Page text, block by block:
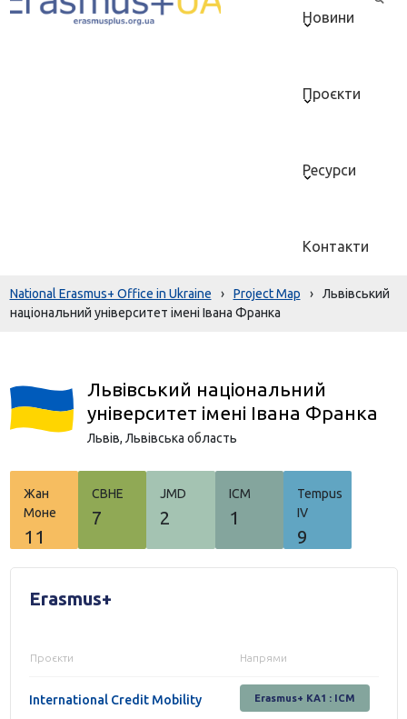
Новини
Проєкти
Ресурси
Контакти
National Erasmus+ Office in Ukraine › Project Map ›
Львівський
національний університет імені Івана Франка
Львівський національний
університет імені Івана Франка
Львів, Львівська область
Жан
Моне
11
СВНЕ
7
JMD
2
ICM
1
Tempus
IV
9
Erasmus+
Проєкти Напрями
International Credit Mobility Erasmus+ KA1 : ICM